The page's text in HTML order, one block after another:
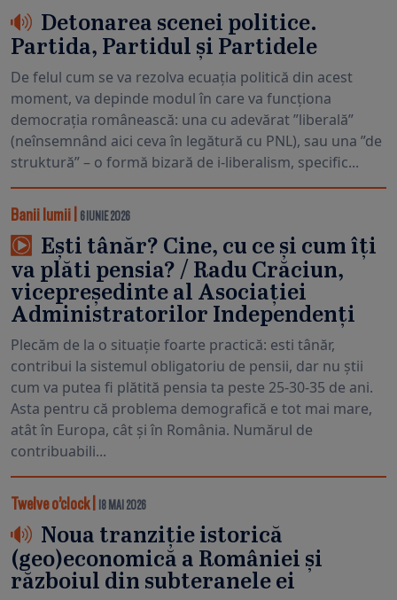
Detonarea scenei politice.
Partida, Partidul și Partidele
De felul cum se va rezolva ecuația politică din acest
moment, va depinde modul în care va funcționa
democrația românească: una cu adevărat ”liberală”
(neînsemnând aici ceva în legătură cu PNL), sau una ”de
struktură” – o formă bizară de i-liberalism, specific...
Banii lumii 6 IUNIE 2026
Ești tânăr? Cine, cu ce și cum îți
va plăti pensia? / Radu Crăciun,
vicepreședinte al Asociației
Administratorilor Independenți
Plecăm de la o situație foarte practică: esti tânăr,
contribui la sistemul obligatoriu de pensii, dar nu știi
cum va putea fi plătită pensia ta peste 25-30-35 de ani.
Asta pentru că problema demografică e tot mai mare,
atât în Europa, cât și în România. Numărul de
contribuabili...
Twelve o’clock| 18 MAI 2026
Noua tranziție istorică
(geo)economică a României și
războiul din subteranele ei